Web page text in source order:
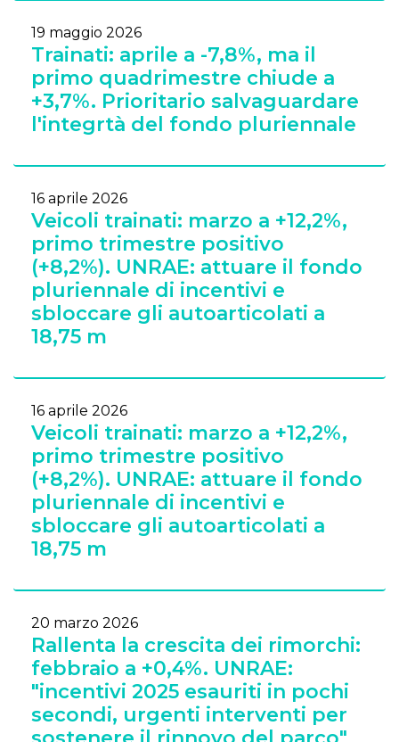
19 maggio 2026
Trainati: aprile a -7,8%, ma il
primo quadrimestre chiude a
+3,7%. Prioritario salvaguardare
l'integrtà del fondo pluriennale
16 aprile 2026
Veicoli trainati: marzo a +12,2%,
primo trimestre positivo
(+8,2%). UNRAE: attuare il fondo
pluriennale di incentivi e
sbloccare gli autoarticolati a
18,75 m
16 aprile 2026
Veicoli trainati: marzo a +12,2%,
primo trimestre positivo
(+8,2%). UNRAE: attuare il fondo
pluriennale di incentivi e
sbloccare gli autoarticolati a
18,75 m
20 marzo 2026
Rallenta la crescita dei rimorchi:
febbraio a +0,4%. UNRAE:
"incentivi 2025 esauriti in pochi
secondi, urgenti interventi per